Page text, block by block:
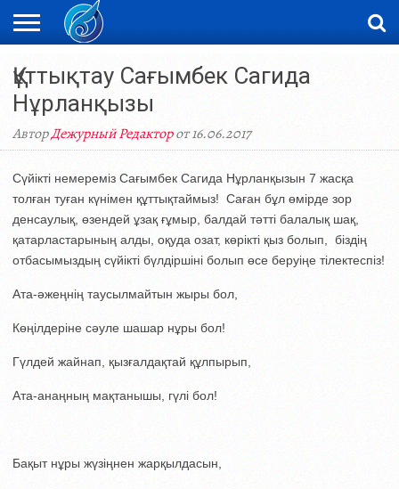
НОВОСТИ
ВИДЕО
ФОТОРЕПОРТАЖИ
ОРКЕН
Құттықтау Сағымбек Сагида
Нұрланқызы
АвторДежурный Редакторот 16.06.2017
Сүйікті немереміз Сағымбек Сагида Нұрланқызын 7 жасқа
толған туған күнімен құттықтаймыз! Саған бұл өмірде зор
денсаулық, өзендей ұзақ ғұмыр, балдай тәтті балалық шақ,
қатарластарының алды, оқуда озат, көрікті қыз болып, біздің
отбасымыздың сүйікті бүлдіршіні болып өсе беруіңе тілектеспіз!
Ата-әжеңнің таусылмайтын жыры бол,
Көңілдеріне сәуле шашар нұры бол!
Гүлдей жайнап, қызғалдақтай құлпырып,
Ата-анаңның мақтанышы, гүлі бол!
Бақыт нұры жүзіңнен жарқылдасын,